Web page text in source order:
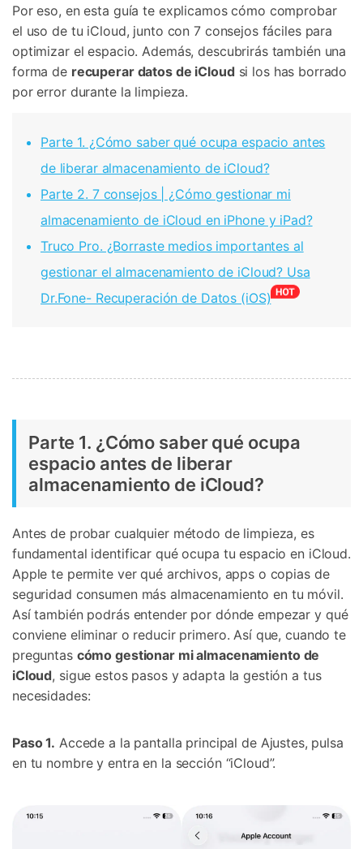
Por eso, en esta guía te explicamos cómo comprobar
el uso de tu iCloud, junto con 7 consejos fáciles para
optimizar el espacio. Además, descubrirás también una
forma de recuperar datos de iCloud si los has borrado
por error durante la limpieza.
Parte 1. ¿Cómo saber qué ocupa espacio antes
de liberar almacenamiento de iCloud?
Parte 2. 7 consejos | ¿Cómo gestionar mi
almacenamiento de iCloud en iPhone y iPad?
Truco Pro. ¿Borraste medios importantes al
gestionar el almacenamiento de iCloud? Usa
Dr.Fone- Recuperación de Datos (iOS)
Parte 1. ¿Cómo saber qué ocupa
espacio antes de liberar
almacenamiento de iCloud?
Antes de probar cualquier método de limpieza, es
fundamental identificar qué ocupa tu espacio en iCloud.
Apple te permite ver qué archivos, apps o copias de
seguridad consumen más almacenamiento en tu móvil.
Así también podrás entender por dónde empezar y qué
conviene eliminar o reducir primero. Así que, cuando te
preguntas cómo gestionar mi almacenamiento de
iCloud, sigue estos pasos y adapta la gestión a tus
necesidades:
Paso 1. Accede a la pantalla principal de Ajustes, pulsa
en tu nombre y entra en la sección “iCloud”.